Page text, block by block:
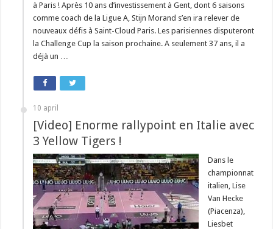
à Paris ! Après 10 ans d’investissement à Gent, dont 6 saisons
comme coach de la Ligue A, Stijn Morand s’en ira relever de
nouveaux défis à Saint-Cloud Paris. Les parisiennes disputeront
la Challenge Cup la saison prochaine. A seulement 37 ans, il a
déjà un …
10 april
[Video] Enorme rallypoint en Italie avec
3 Yellow Tigers !
Dans le
championnat
italien, Lise
Van Hecke
(Piacenza),
Liesbet